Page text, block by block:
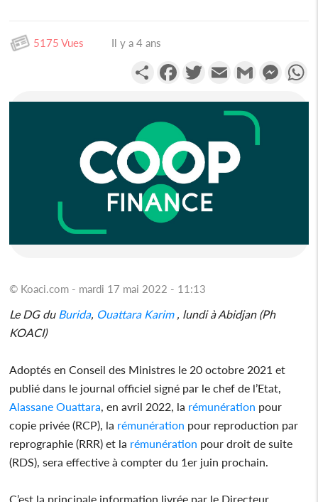
5175 Vues Il y a 4 ans
PartagerFacebookTwitterEmail Gmail
© Koaci.com - mardi 17 mai 2022 - 11:13
Le DG du Burida, Ouattara Karim, lundi à Abidjan (Ph
KOACI)
Adoptés en Conseil des Ministres le 20 octobre 2021 et
publié dans le journal officiel signé par le chef de l’Etat,
Alassane Ouattara , en avril 2022, la rémunération pour
copie privée (RCP), la rémunération pour reproduction par
reprographie (RRR) et la rémunération pour droit de suite
(RDS), sera effective à compter du 1er juin prochain.
C’est la principale information livrée par le Directeur